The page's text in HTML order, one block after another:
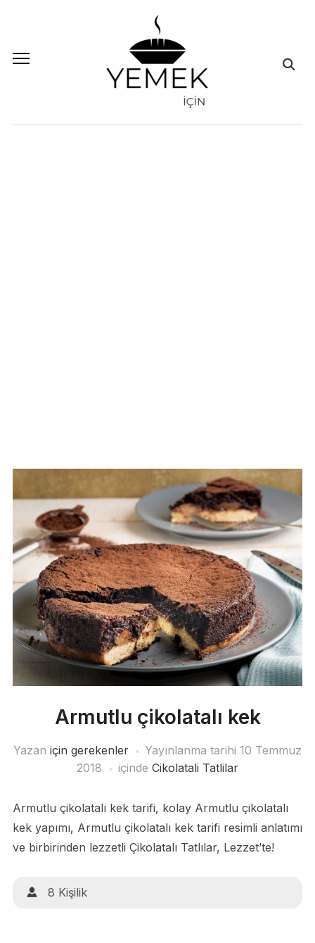
Armutlu çikolatalı kek
Yazan için gerekenler Yayınlanma tarihi 10 Temmuz
2018
içinde Cikolatali Tatlilar
Armutlu çikolatalı kek tarifi, kolay Armutlu çikolatalı
kek yapımı, Armutlu çikolatalı kek tarifi resimli anlatımı
ve birbirinden lezzetli Çikolatalı Tatlılar, Lezzet’te!
8 Kişilik